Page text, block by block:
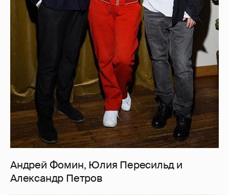
Андрей Фомин, Юлия Пересильд и
Александр Петров